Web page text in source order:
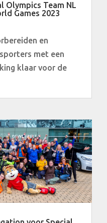
Olympics Team NL
Games 2023
en
met een
klaar voor de